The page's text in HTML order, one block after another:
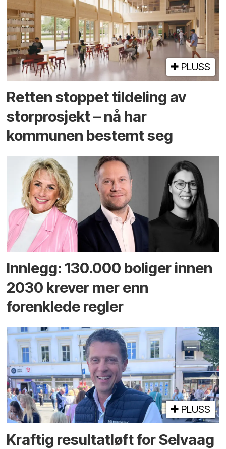
PLUSS
Retten stoppet tildeling av
storprosjekt – nå har
kommunen bestemt seg
Innlegg: 130.000 boliger innen
2030 krever mer enn
forenklede regler
PLUSS
Kraftig resultatløft for Selvaag